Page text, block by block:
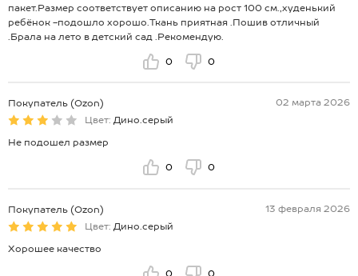
пакет.Размер соответствует описанию на рост 100 см.,худенький
ребёнок -подошло хорошо.Ткань приятная .Пошив отличный
.Брала на лето в детский сад .Рекомендую.
0 0
Покупатель (Ozon)
02 марта 2026
Цвет: Дино.серый
Не подошел размер
0 0
Покупатель (Ozon)
13 февраля 2026
Цвет: Дино.серый
Хорошее качество
0 0